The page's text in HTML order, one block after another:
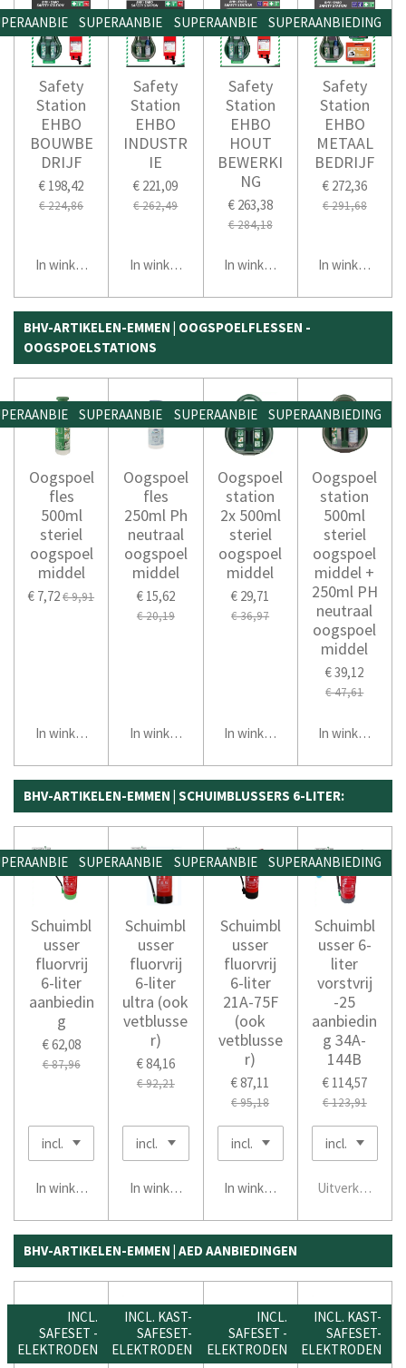
Safety
Station
EHBO
BOUWBE
DRIJF
€ 198,42
€ 224,86
In winkelwagen
SUPERAANBIEDING
Safety
Station
EHBO
INDUSTR
IE
€ 221,09
€ 262,49
In winkelwagen
SUPERAANBIEDING
Safety
Station
EHBO
HOUT
BEWERKI
NG
€ 263,38
€ 284,18
In winkelwagen
SUPERAANBIEDING
Safety
Station
EHBO
METAAL
BEDRIJF
€ 272,36
€ 291,68
In winkelwagen
BHV-ARTIKELEN-EMMEN | OOGSPOELFLESSEN -
OOGSPOELSTATIONS
Oogspoel
fles
500ml
steriel
oogspoel
middel
€ 7,72€ 9,91
In winkelwagen
SUPERAANBIEDING
Oogspoel
fles
250ml Ph
neutraal
oogspoel
middel
€ 15,62
€ 20,19
In winkelwagen
SUPERAANBIEDING
Oogspoel
station
2x 500ml
steriel
oogspoel
middel
€ 29,71
€ 36,97
In winkelwagen
SUPERAANBIEDING
Oogspoel
station
500ml
steriel
oogspoel
middel +
250ml PH
neutraal
oogspoel
middel
€ 39,12
€ 47,61
In winkelwagen
BHV-ARTIKELEN-EMMEN | SCHUIMBLUSSERS 6-LITER:
Schuimbl
usser
fluorvrij
6-liter
aanbiedin
g
€ 62,08
€ 87,96
In winkelwagen
SUPERAANBIEDING
Schuimbl
usser
fluorvrij
6-liter
ultra (ook
vetblusse
r)
€ 84,16
€ 92,21
In winkelwagen
SUPERAANBIEDING
Schuimbl
usser
fluorvrij
6-liter
21A-75F
(ook
vetblusse
r)
€ 87,11
€ 95,18
In winkelwagen
SUPERAANBIEDING
Schuimbl
usser 6-
liter
vorstvrij
-25
aanbiedin
g 34A-
144B
€ 114,57
€ 123,91
Uitverkocht
BHV-ARTIKELEN-EMMEN | AED AANBIEDINGEN
INCL.
SAFESET -
ELEKTRODEN
INCL. KAST-
SAFESET-
ELEKTRODEN
INCL.
SAFESET -
ELEKTRODEN
INCL. KAST-
SAFESET-
ELEKTRODEN